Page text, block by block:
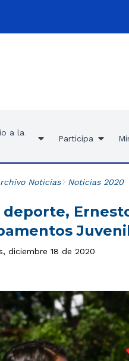
a la
Participa
Noticias Noticias 2020
diciembre 18 de 2020